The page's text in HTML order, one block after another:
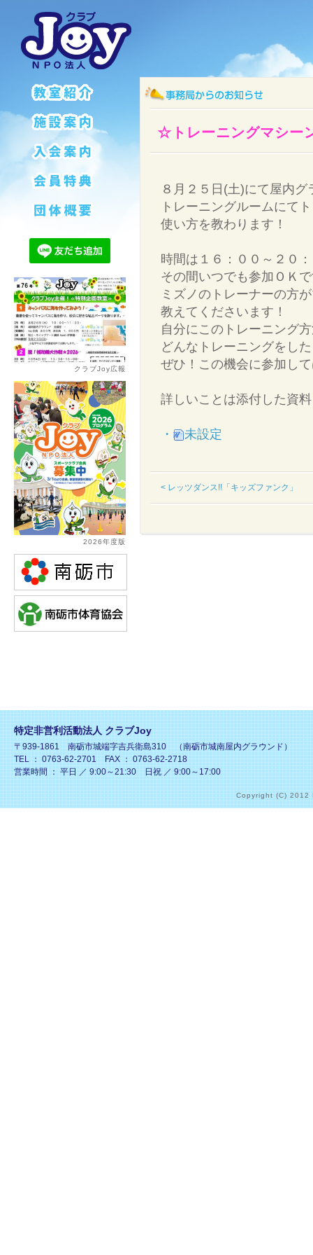
☆トレーニングマシー
８月２５日(土)にて屋内グ
トレーニングルームにて
使い方を教わります！
時間は１６：００～２０
その間いつでも参加ＯＫ
ミズノのトレーナーの方
教えてくださいます！
自分にこのトレーニング
どんなトレーニングをし
ぜひ！この機会に参加し
詳しいことは添付した資
・ 未設定
< レッツダンス!!「キッズファンク」
クラブJoy広報
2026年度版
特定非営利活動法人 クラブJoy
〒939-1861 南砺市城端字吉兵衛島310 （南砺市城南屋内グラウンド）
TEL ： 0763-62-2701 FAX ： 0763-62-2718
営業時間 ： 平日 ／ 9:00～21:30 日祝 ／ 9:00～17:00
Copyright (C) 2012